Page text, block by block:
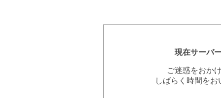
現在サーバ
ご迷惑をおか
しばらく時間を